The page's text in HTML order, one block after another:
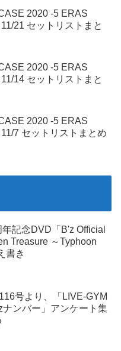
2020 -5 ERAS
21 セットリストまと
2020 -5 ERAS
14 セットリストまと
2020 -5 ERAS
7 セットリストまとめ
記念DVD「B'z Official
Treasure ～Typhoon
書き
号より、「LIVE-GYM
ナンバー」アンケート集